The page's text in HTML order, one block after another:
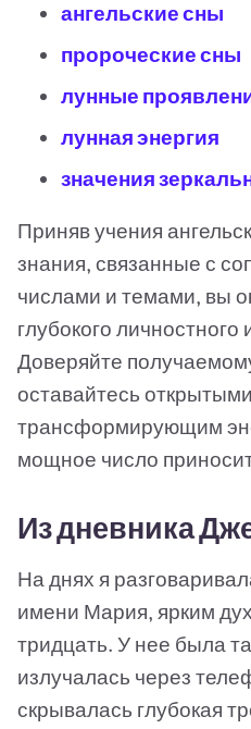
ангельские сны
пророческие сны
лунные
лунная энергия
значения
Приняв учения
знания, связанные с
числами и темами, вы
глубокого личностного
Доверяйте
оставайтесь
трансформирующим
мощное число
Из дневника
На днях я
имени Мария, ярким
тридцать. У нее была
излучалась через
скрывалась глубокая